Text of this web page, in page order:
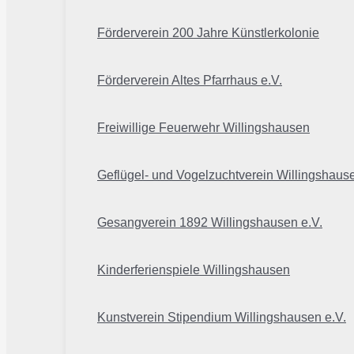
Förderverein 200 Jahre Künstlerkolonie
Förderverein Altes Pfarrhaus e.V.
Freiwillige Feuerwehr Willingshausen
Geflügel- und Vogelzuchtverein
Gesangverein 1892 Willingshausen e.V.
Kinderferienspiele Willingshausen
Kunstverein Stipendium Willingshausen e.V.